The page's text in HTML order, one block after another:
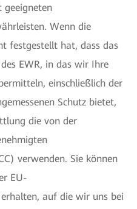
geeigneten
Wenn die
festgestellt hat, dass das
EWR, in das wir Ihre
einschließlich der
Schutz bietet,
die von der
verwenden. Sie können
EU-
auf die wir uns bei